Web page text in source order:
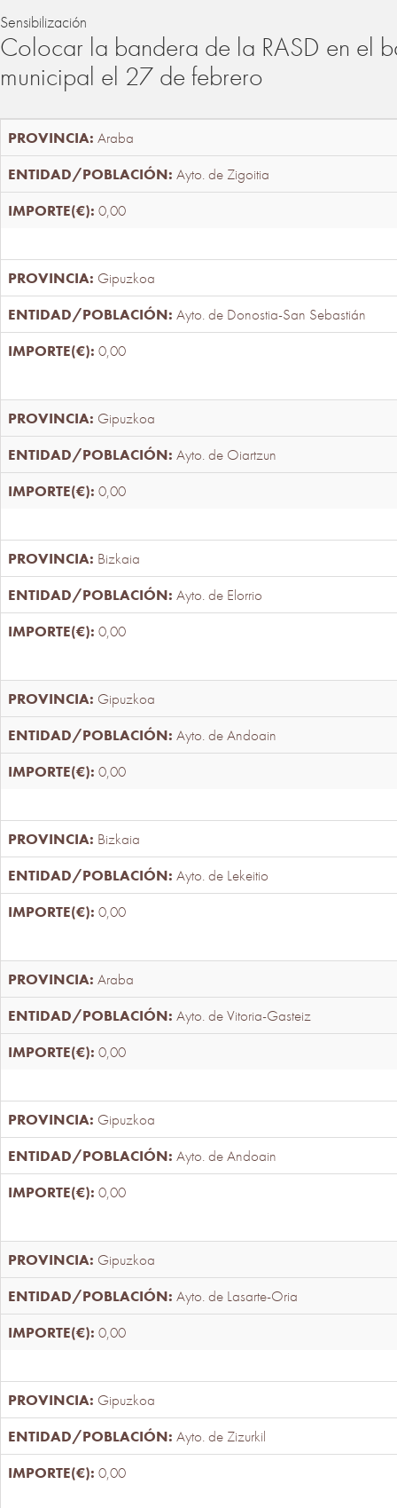
Sensibilización
Colocar la bandera de la RASD en el
municipal el 27 de febrero
Araba
Ayto. de Zigoitia
0,00
Gipuzkoa
Ayto. de Donostia-San Sebastián
0,00
Gipuzkoa
Ayto. de Oiartzun
0,00
Bizkaia
Ayto. de Elorrio
0,00
Gipuzkoa
Ayto. de Andoain
0,00
Bizkaia
Ayto. de Lekeitio
0,00
Araba
Ayto. de Vitoria-Gasteiz
0,00
Gipuzkoa
Ayto. de Andoain
0,00
Gipuzkoa
Ayto. de Lasarte-Oria
0,00
Gipuzkoa
Ayto. de Zizurkil
0,00